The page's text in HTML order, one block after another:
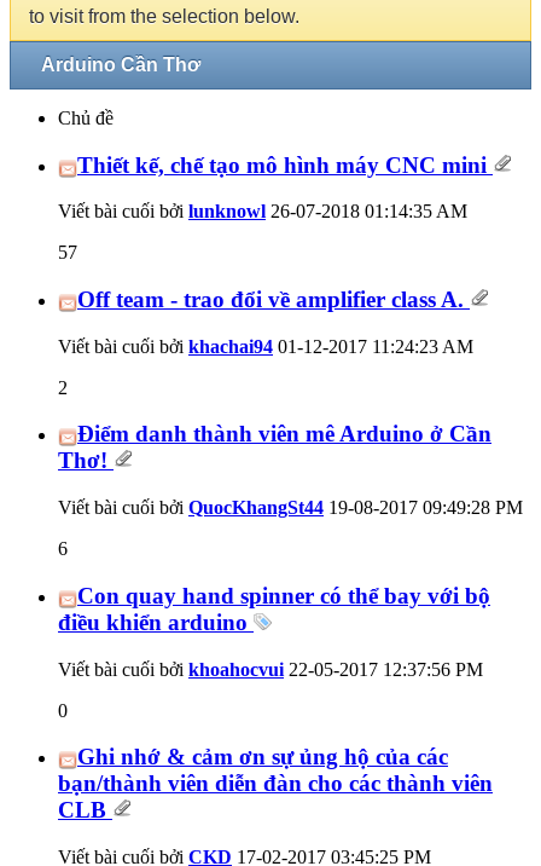
to visit from the selection below.
Arduino Cần Thơ
Chủ đề
Thiết kế, chế tạo mô hình máy CNC mini
Viết bài cuối bởi lunknowl 26-07-2018 01:14:35 AM
57
Off team - trao đổi về amplifier class A.
Viết bài cuối bởi khachai94 01-12-2017 11:24:23 AM
2
Điểm danh thành viên mê Arduino ở Cần
Thơ!
Viết bài cuối bởi QuocKhangSt44 19-08-2017 09:49:28 PM
6
Con quay hand spinner có thể bay với bộ
điều khiển arduino
Viết bài cuối bởi khoahocvui 22-05-2017 12:37:56 PM
0
Ghi nhớ & cảm ơn sự ủng hộ của các
bạn/thành viên diễn đàn cho các thành viên
CLB
Viết bài cuối bởi CKD 17-02-2017 03:45:25 PM